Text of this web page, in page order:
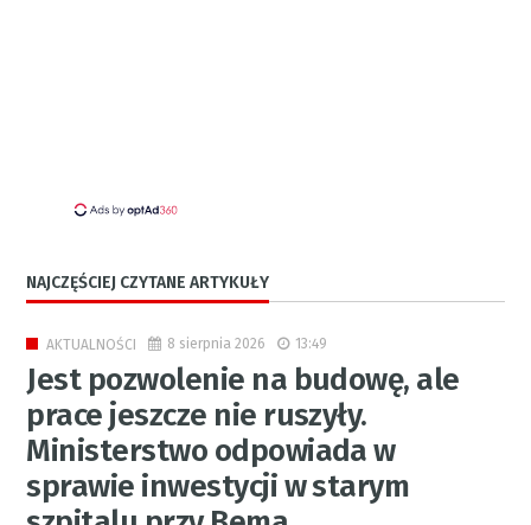
NAJCZĘŚCIEJ CZYTANE ARTYKUŁY
AKTUALNOŚCI 8 sierpnia 2026 13:49
Jest pozwolenie na budowę, ale
prace jeszcze nie ruszyły.
Ministerstwo odpowiada w
sprawie inwestycji w starym